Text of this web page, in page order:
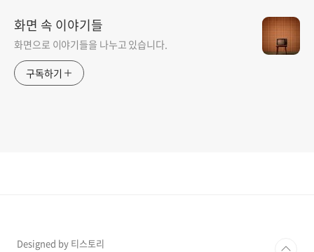
화면 속 이야기들
화면으로 이야기들을 나누고 있습니다.
구독하기
Designed by 티스토리